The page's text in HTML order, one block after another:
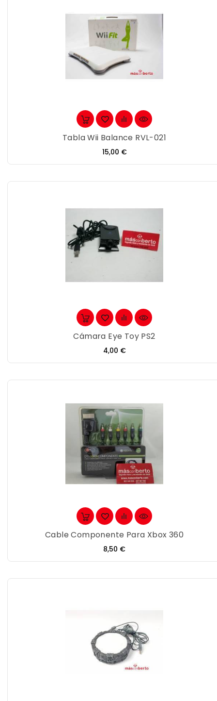
Tabla Wii Balance RVL-021
Precio
15,00 €
Cámara Eye Toy PS2
Precio
4,00 €
Cable Componente Para Xbox 360
Precio
8,50 €